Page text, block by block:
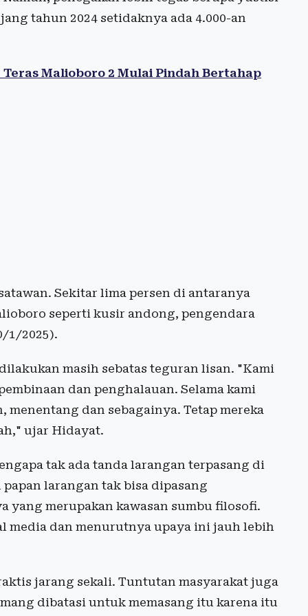
tahun 2024 setidaknya ada 4.000-an
Malioboro 2 Mulai Pindah Bertahap
Sekitar lima persen di antaranya
seperti kusir andong, pengendara
1/2025).
masih sebatas teguran lisan. "Kami
dan penghalauan. Selama kami
dan sebagainya. Tetap mereka
ujar Hidayat.
tak ada tanda larangan terpasang di
larangan tak bisa dipasang
yang merupakan kawasan sumbu filosofi.
media dan menurutnya upaya ini jauh lebih
jarang sekali. Tuntutan masyarakat juga
dibatasi untuk memasang itu karena itu